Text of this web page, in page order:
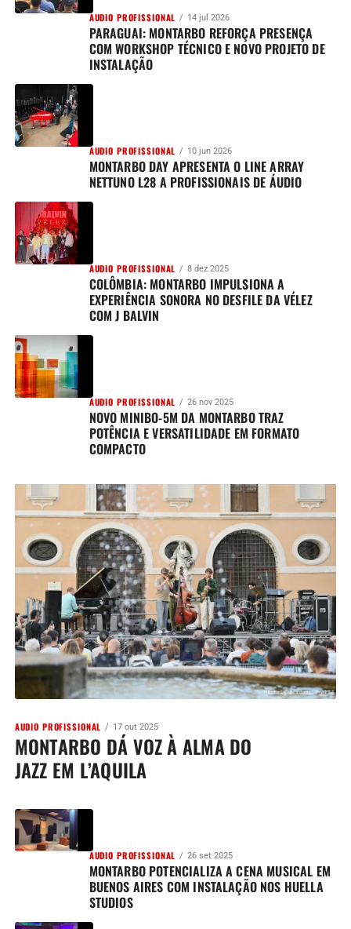
AUDIO PROFISSIONAL 14 jul 2026
PARAGUAI: MONTARBO REFORÇA PRESENÇA
COM WORKSHOP TÉCNICO E NOVO PROJETO DE
INSTALAÇÃO
AUDIO PROFISSIONAL 10 jun 2026
MONTARBO DAY APRESENTA O LINE ARRAY
NETTUNO L28 A PROFISSIONAIS DE ÁUDIO
AUDIO PROFISSIONAL 8 dez 2025
COLÔMBIA: MONTARBO IMPULSIONA A
EXPERIÊNCIA SONORA NO DESFILE DA VÉLEZ
COM J BALVIN
AUDIO PROFISSIONAL 26 nov 2025
NOVO MINIBO-5M DA MONTARBO TRAZ
POTÊNCIA E VERSATILIDADE EM FORMATO
COMPACTO
AUDIO PROFISSIONAL 17 out 2025
MONTARBO DÁ VOZ À ALMA DO
JAZZ EM L’AQUILA
AUDIO PROFISSIONAL 26 set 2025
MONTARBO POTENCIALIZA A CENA MUSICAL EM
BUENOS AIRES COM INSTALAÇÃO NOS HUELLA
STUDIOS